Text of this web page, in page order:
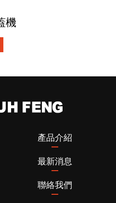
機
產品介紹
最新消息
聯絡我們